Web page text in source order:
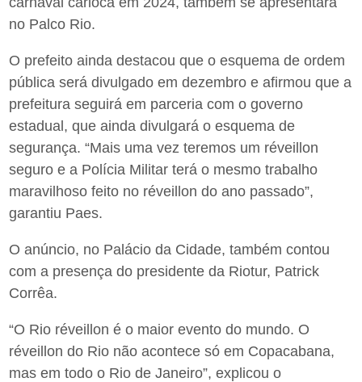
no Palco Rio.
O prefeito ainda destacou que o esquema de ordem
pública será divulgado em dezembro e afirmou que a
prefeitura seguirá em parceria com o governo
estadual, que ainda divulgará o esquema de
segurança. “Mais uma vez teremos um réveillon
seguro e a Polícia Militar terá o mesmo trabalho
maravilhoso feito no réveillon do ano passado”,
garantiu Paes.
O anúncio, no Palácio da Cidade, também contou
com a presença do presidente da Riotur, Patrick
Corrêa.
“O Rio réveillon é o maior evento do mundo. O
réveillon do Rio não acontece só em Copacabana,
mas em todo o Rio de Janeiro”, explicou o